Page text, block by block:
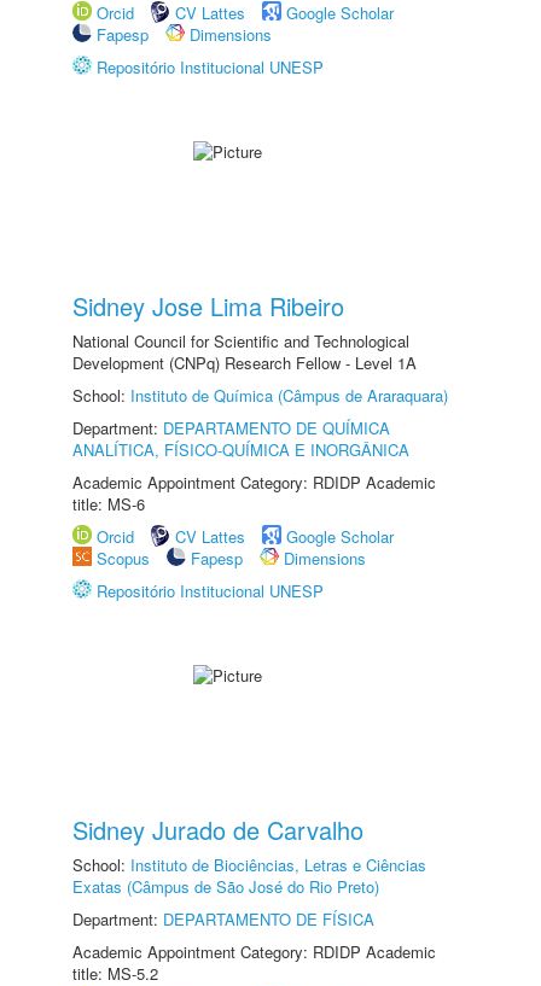
Orcid
CV Lattes
Google Scholar
Fapesp
Dimensions
Repositório Institucional UNESP
Sidney Jose Lima Ribeiro
National Council for Scientific and Technological
Development (CNPq) Research Fellow - Level 1A
School: Instituto de Química (Câmpus de Araraquara)
Department: DEPARTAMENTO DE QUÍMICA
ANALÍTICA, FÍSICO-QUÍMICA E INORGÂNICA
Academic Appointment Category: RDIDP Academic
title: MS-6
Orcid
CV Lattes
Google Scholar
Scopus
Fapesp
Dimensions
Repositório Institucional UNESP
Sidney Jurado de Carvalho
School: Instituto de Biociências, Letras e Ciências
Exatas (Câmpus de São José do Rio Preto)
Department: DEPARTAMENTO DE FÍSICA
Academic Appointment Category: RDIDP Academic
title: MS-5.2